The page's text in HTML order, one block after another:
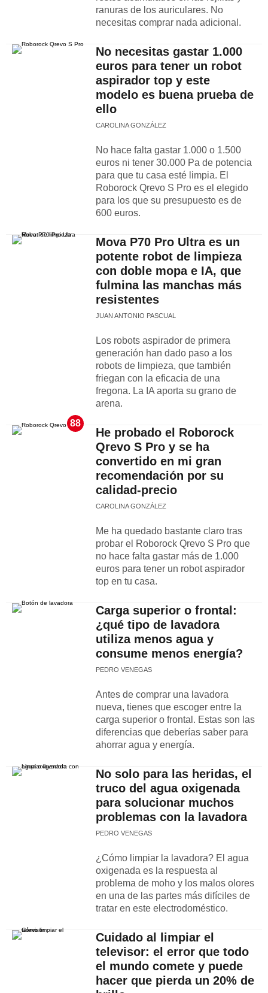
ranuras de los auriculares. No
necesitas comprar nada adicional.
No necesitas gastar 1.000
euros para tener un robot
aspirador top y este
modelo es buena prueba de
ello
CAROLINA GONZÁLEZ
No hace falta gastar 1.000 o 1.500
euros ni tener 30.000 Pa de potencia
para que tu casa esté limpia. El
Roborock Qrevo S Pro es el elegido
para los que su presupuesto es de
600 euros.
Mova P70 Pro Ultra es un
potente robot de limpieza
con doble mopa e IA, que
fulmina las manchas más
resistentes
JUAN ANTONIO PASCUAL
Los robots aspirador de primera
generación han dado paso a los
robots de limpieza, que también
friegan con la eficacia de una
fregona. La IA aporta su grano de
arena.
88
He probado el Roborock
Qrevo S Pro y se ha
convertido en mi gran
recomendación por su
calidad-precio
CAROLINA GONZÁLEZ
Me ha quedado bastante claro tras
probar el Roborock Qrevo S Pro que
no hace falta gastar más de 1.000
euros para tener un robot aspirador
top en tu casa.
Carga superior o frontal:
¿qué tipo de lavadora
utiliza menos agua y
consume menos energía?
PEDRO VENEGAS
Antes de comprar una lavadora
nueva, tienes que escoger entre la
carga superior o frontal. Estas son las
diferencias que deberías saber para
ahorrar agua y energía.
No solo para las heridas, el
truco del agua oxigenada
para solucionar muchos
problemas con la lavadora
PEDRO VENEGAS
¿Cómo limpiar la lavadora? El agua
oxigenada es la respuesta al
problema de moho y los malos olores
en una de las partes más difíciles de
tratar en este electrodoméstico.
Cuidado al limpiar el
televisor: el error que todo
el mundo comete y puede
hacer que pierda un 20% de